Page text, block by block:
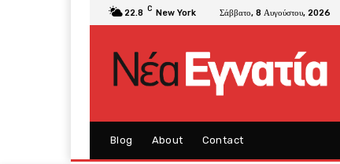
22.8 C New York Σάββατο, 8 Αυγούστου, 2026
Blog About Contact